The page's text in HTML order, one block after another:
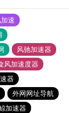
速
风驰加速器
风加速度器
器
外网网址导航
加速器